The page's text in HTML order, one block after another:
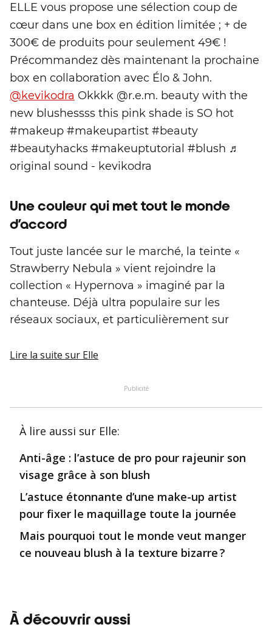
ELLE vous propose une sélection coup de
cœur dans une box en édition limitée ; + de
300€ de produits pour seulement 49€ !
Précommandez dès maintenant la prochaine
box en collaboration avec Élo & John.
@kevikodra Okkkk @r.e.m. beauty with the
new blushessss this pink shade is SO hot
#makeup #makeupartist #beauty
#beautyhacks #makeuptutorial #blush ♬
original sound - kevikodra
Une couleur qui met tout le monde
d’accord
Tout juste lancée sur le marché, la teinte «
Strawberry Nebula » vient rejoindre la
collection « Hypernova » imaginé par la
chanteuse. Déjà ultra populaire sur les
réseaux sociaux, et particulièrement sur
Lire la suite sur Elle
Publicité
À lire aussi sur Elle:
Anti-âge : l’astuce de pro pour rajeunir son
visage grâce à son blush
L’astuce étonnante d’une make-up artist
pour fixer le maquillage toute la journée
Mais pourquoi tout le monde veut manger
ce nouveau blush à la texture bizarre ?
À découvrir aussi